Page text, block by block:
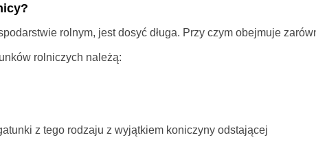
rolnym, jest dosyć długa. Przy czym obejmuje
rolniczych należą:
z tego rodzaju z wyjątkiem koniczyny odstającej